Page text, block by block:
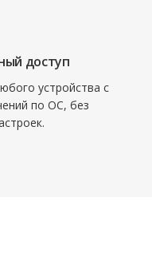
доступ
устройства с
по ОС, без